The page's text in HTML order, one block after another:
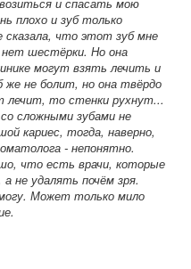
плохо и зуб только
что этот зуб мне
нет шестёрки. Но она
могут взять лечить и
же не болит, но она твёрдо
лечит, то стенки рухнут...
сложными зубами не
кариес, тогда, наверно,
- непонятно.
что есть врачи, которые
не удалять почём зря.
Может только мило